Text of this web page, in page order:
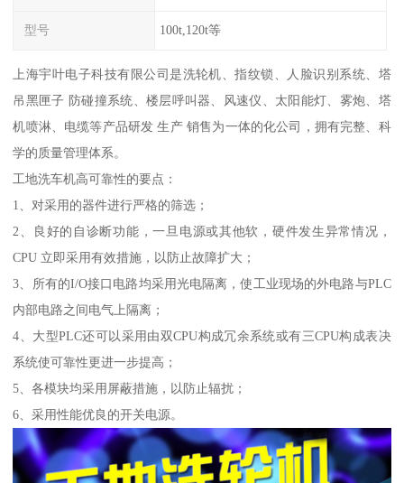
型号 100t,120t等
上海宇叶电子科技有限公司是洗轮机、指纹锁、人脸识别系统、塔
吊黑匣子 防碰撞系统、楼层呼叫器、风速仪、太阳能灯、雾炮、塔
机喷淋、电缆等产品研发 生产 销售为一体的化公司，拥有完整、科
学的质量管理体系。
工地洗车机高可靠性的要点：
1、对采用的器件进行严格的筛选；
2、良好的自诊断功能，一旦电源或其他软，硬件发生异常情况，
CPU 立即采用有效措施，以防止故障扩大；
3、所有的I/O接口电路均采用光电隔离，使工业现场的外电路与PLC
内部电路之间电气上隔离；
4、大型PLC还可以采用由双CPU构成冗余系统或有三CPU构成表决
系统使可靠性更进一步提高；
5、各模块均采用屏蔽措施，以防止辐扰；
6、采用性能优良的开关电源。